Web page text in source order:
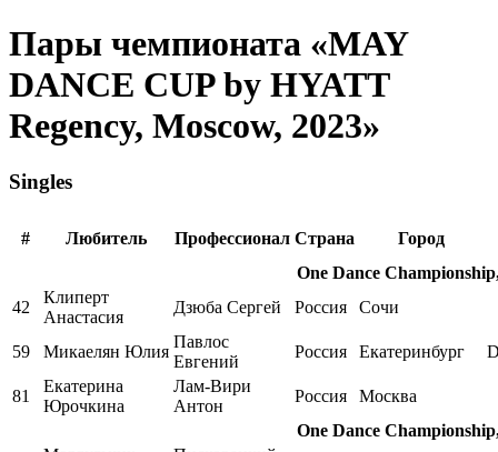
Пары чемпионата «MAY
DANCE CUP by HYATT
Regency, Moscow, 2023»
Singles
# Любитель Профессионал Страна
Город
One Dance
42
Клиперт
Анастасия
Дзюба Сергей Россия Сочи
59 Микаелян Юлия
Павлос
Евгений
Россия Екатеринбург
81
Екатерина
Юрочкина
Лам-Вири
Антон
Россия
Москва
One Dance